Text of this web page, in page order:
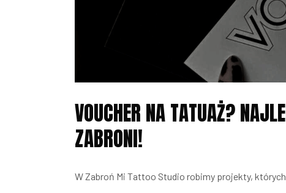
VOUCHER NA TATUAŻ?
ZABRONI!
W Zabroń Mi Tattoo Studio robimy projekty,